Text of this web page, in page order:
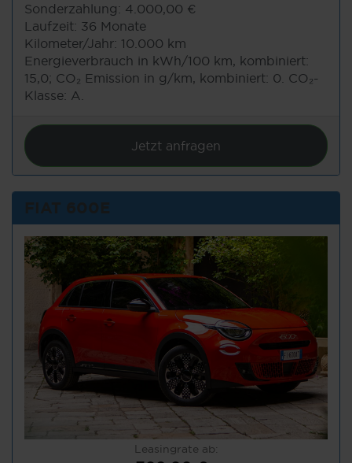
Sonderzahlung: 4.000,00 €
Laufzeit: 36 Monate
Kilometer/Jahr: 10.000 km
Energieverbrauch in kWh/100 km, kombiniert:
15,0; CO₂ Emission in g/km, kombiniert: 0. CO₂-
Klasse: A.
Jetzt anfragen
Leasingrate ab: